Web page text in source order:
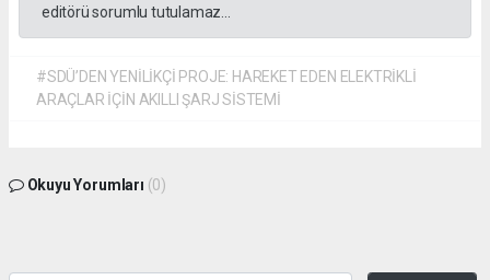
editörü sorumlu tutulamaz...
#SDÜ’DEN YENİLİKÇİ PROJE: HAREKET EDEN ELEKTRİKLİ
ARAÇLAR İÇİN AKILLI ŞARJ SİSTEMİ
Okuyu Yorumları (0)